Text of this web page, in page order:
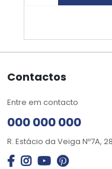
Contactos
Entre em contacto
000 000 000
R. Estácio da Veiga Nº7A,